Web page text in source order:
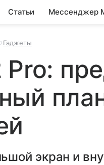
Статьи Мессенджер
Гаджеты
Pro:
экран и